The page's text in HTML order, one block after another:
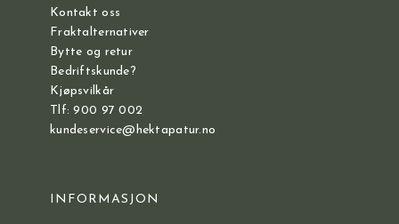
Kontakt oss
Fraktalternativer
Bytte og retur
Bedriftskunde?
Kjøpsvilkår
Tlf: 900 97 002
kundeservice@hektapatur.no
INFORMASJON